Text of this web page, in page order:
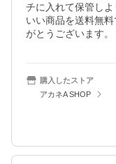
チに入れて保管しよ
いい商品を送料無
がとうございます。
購入したストア
アカネA SHOP